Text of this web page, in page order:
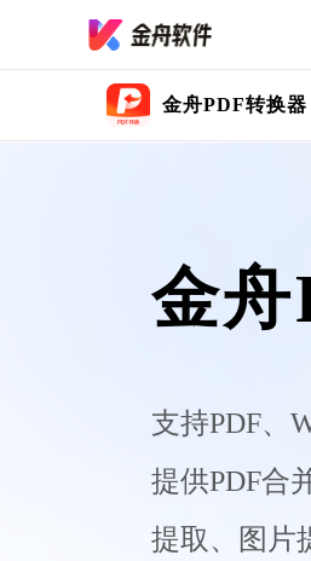
金舟PDF转换器
金
支持PDF、
提供PDF合
提取、图片